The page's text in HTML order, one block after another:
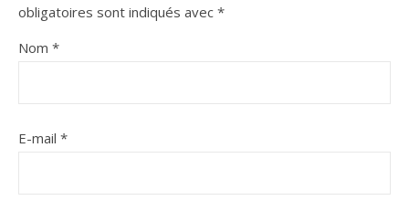
obligatoires sont indiqués avec *
Nom *
E-mail *